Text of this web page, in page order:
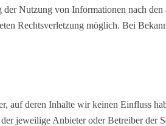
Nutzung von Informationen nach
Rechtsverletzung möglich. Bei
auf deren Inhalte wir keinen Einfluss
jeweilige Anbieter oder Betreiber